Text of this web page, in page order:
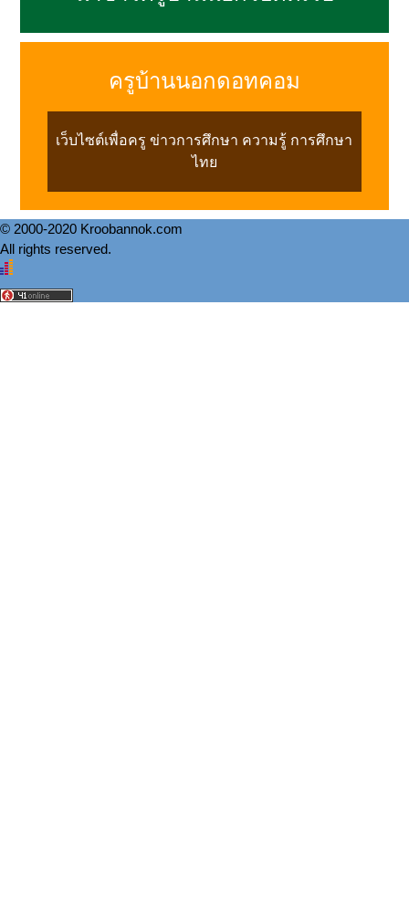
ครูบ้านนอกดอทคอม
เว็บไซต์เพื่อครู ข่าวการศึกษา ความรู้ การศึกษา
ไทย
© 2000-2020 Kroobannok.com
All rights reserved.